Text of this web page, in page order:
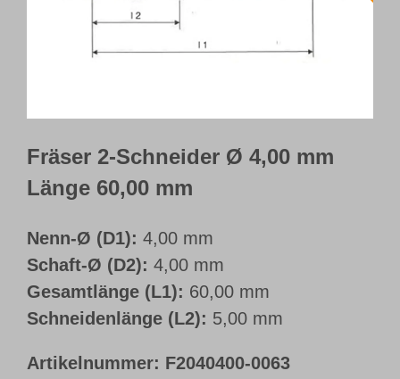
Webshop
Fräser 2-Schneider Ø 4,00 mm
Länge 60,00 mm
Nenn-Ø (D1): 4,00 mm
Schaft-Ø (D2): 4,00 mm
Gesamtlänge (L1): 60,00 mm
Schneidenlänge (L2): 5,00 mm
Artikelnummer: F2040400-0063